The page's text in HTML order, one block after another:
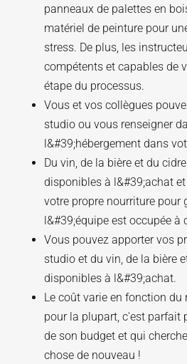
panneaux de palettes en
matériel de peinture pour
stress. De plus, les
compétents et capables de
étape du processus.
Vous et vos collègues
studio ou vous renseigner
l&#39;hébergement dans
Du vin, de la bière et du
disponibles à l&#39;achat
votre propre nourriture pour
l&#39;équipe est occupée à
Vous pouvez apporter vos
studio et du vin, de la bière
disponibles à l&#39;achat.
Le coût varie en fonction
pour la plupart, c'est parfait
de son budget et qui
chose de nouveau !